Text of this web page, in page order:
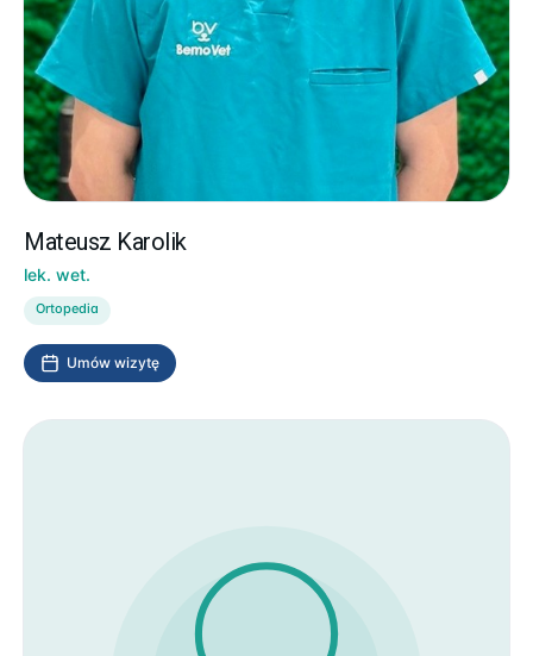
Mateusz Karolik
lek. wet.
Ortopedia
Umów wizytę